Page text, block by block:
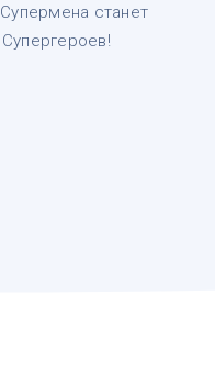
станет